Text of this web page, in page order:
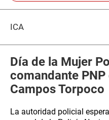
ICA
Día de la Mujer
comandante
Campos Torpoco
La autoridad policial